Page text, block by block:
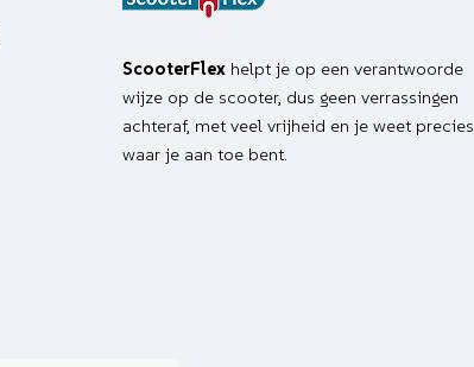
ScooterFlex helpt je op een verantwoorde
wijze op de scooter, dus geen verrassingen
achteraf, met veel vrijheid en je weet precies
waar je aan toe bent.